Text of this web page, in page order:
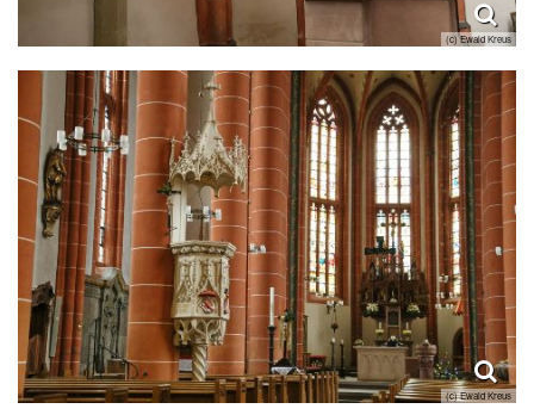
(c) Ewald Kreus
(c) Ewald Kreus